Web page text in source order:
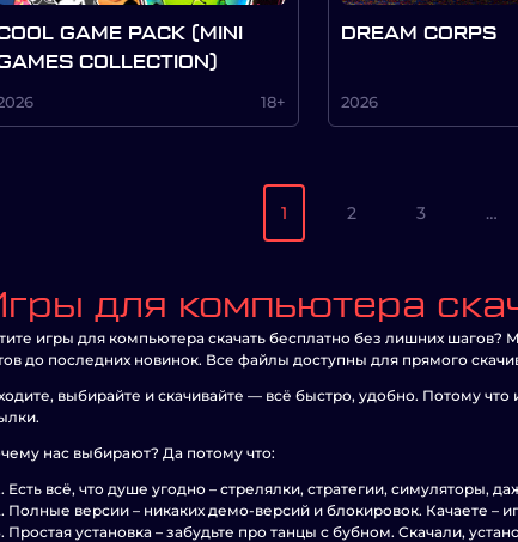
GAME PACK (MINI
COLLECTION)
18+
DREAM CORPS
2026
1 2 3 …
для компьютера
игры для компьютера скачать бесплатно без лишних
до последних новинок. Все файлы доступны для прямого
выбирайте и скачивайте — всё быстро, удобно. Потому что
нас выбирают? Да потому что:
Есть всё, что душе угодно – стрелялки, стратегии, симуляторы,
Полные версии – никаких демо-версий и блокировок. Качаете –
Простая установка – забудьте про танцы с бубном. Скачали,